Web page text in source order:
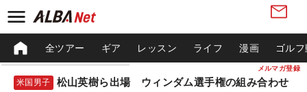
メルマガ登録
全ツアー ギア レッスン ライフ 漫画 ゴル
米国男子 松山英樹ら出場 ウィンダム選手権の組み合わせ